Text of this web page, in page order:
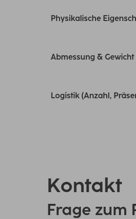
Physikalische
Abmessung & Gewicht
Logistik (Anzahl,
Kontakt
Frage zum